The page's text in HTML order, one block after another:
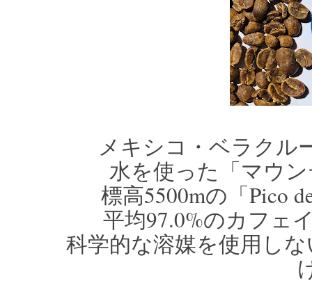
メキシコ・ベラクル
水を使った「マウ
標高5500mの「Pico
平均97.0%のカフェ
科学的な溶媒を使用し